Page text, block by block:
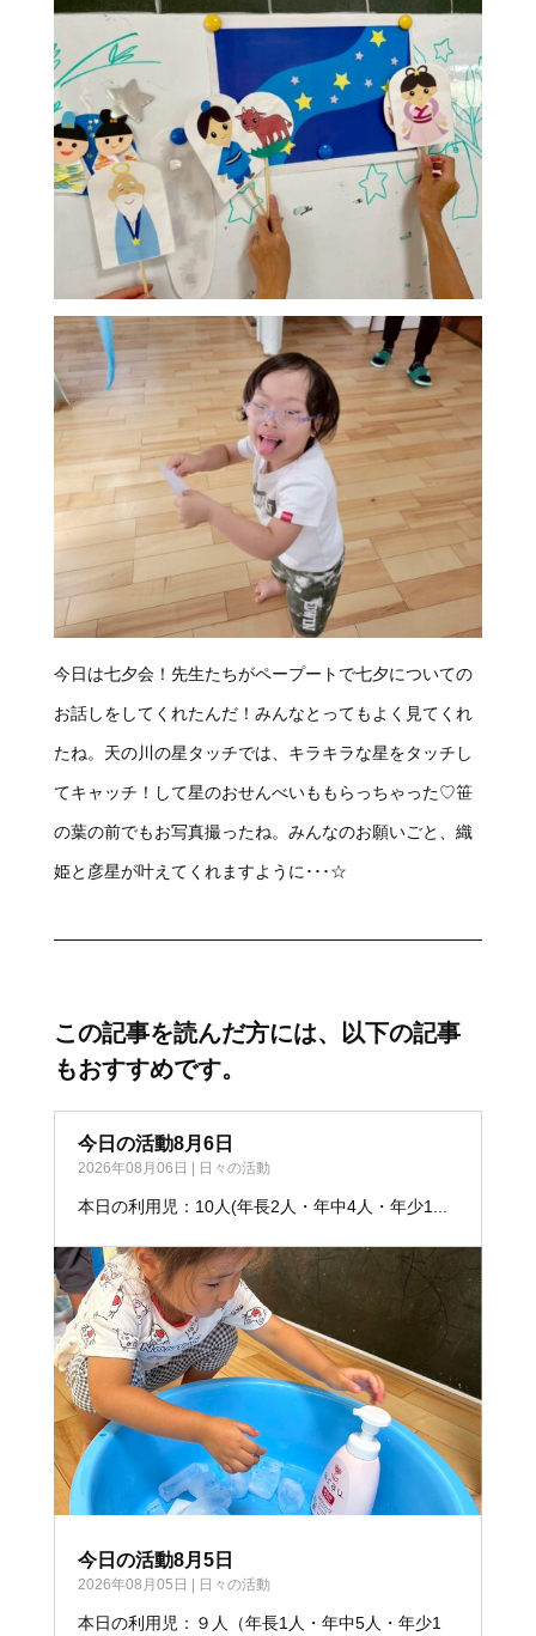
今日は七夕会！先生たちがペープートで七夕についての
お話しをしてくれたんだ！みんなとってもよく見てくれ
たね。天の川の星タッチでは、キラキラな星をタッチし
てキャッチ！して星のおせんべいももらっちゃった♡笹
の葉の前でもお写真撮ったね。みんなのお願いごと、織
姫と彦星が叶えてくれますように･･･☆
この記事を読んだ方には、以下の記事
もおすすめです。
今日の活動8月6日
2026年08月06日 日々の活動
本日の利用児：10人(年長2人・年中4人・年少1...
今日の活動8月5日
2026年08月05日 日々の活動
本日の利用児：９人（年長1人・年中5人・年少1